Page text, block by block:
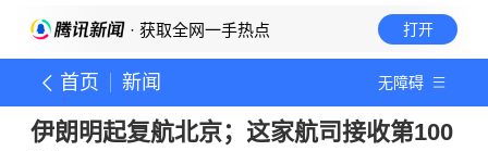
· 获取全网一手热点 打开
首页 新闻 无障碍
伊朗明起复航北京；这家航司接收第100